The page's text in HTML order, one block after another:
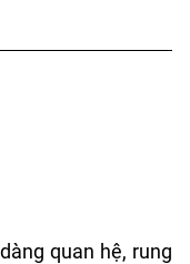
quan hệ, rung